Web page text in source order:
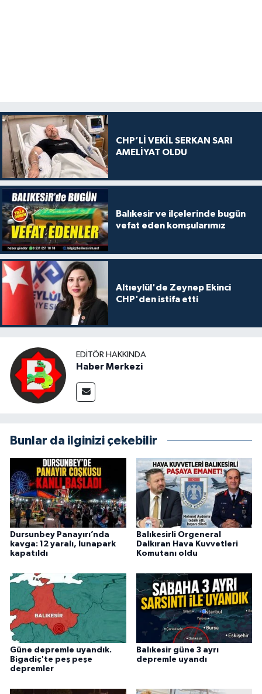
CHP’Lİ VEKİL SERKAN SARI
AMELİYAT OLDU
Balıkesir ve ilçelerinde bugün
vefat eden komşularımız
Altıeylül'de Zeynep Ekinci
CHP'den istifa etti
EDITÖR HAKKINDA
Haber Merkezi
Bunlar da ilginizi çekebilir
Dursunbey Panayırı’nda
kavga: 12 yaralı, lunapark
kapatıldı
Balıkesirli Orgeneral
Dalkıran Hava Kuvvetleri
Komutanı oldu
Güne depremle uyandık.
Bigadiç'te peş peşe
depremler
Balıkesir güne 3 ayrı
depremle uyandı